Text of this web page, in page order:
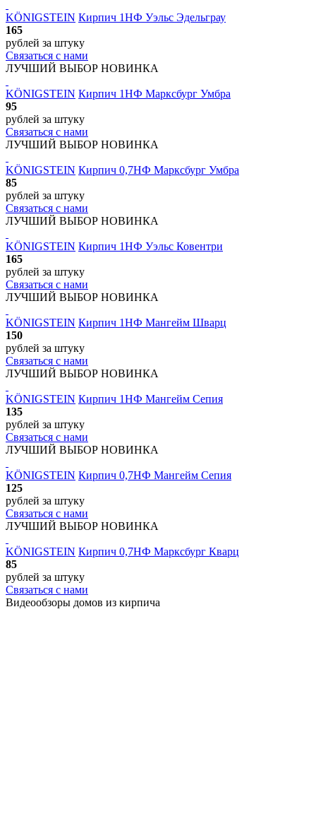
KÖNIGSTEIN Кирпич 1НФ Уэльс Эдельграу
165
рублей за штуку
Связаться с нами
ЛУЧШИЙ ВЫБОР НОВИНКА
KÖNIGSTEIN Кирпич 1НФ Марксбург Умбра
95
рублей за штуку
Связаться с нами
ЛУЧШИЙ ВЫБОР НОВИНКА
KÖNIGSTEIN Кирпич 0,7НФ Марксбург Умбра
85
рублей за штуку
Связаться с нами
ЛУЧШИЙ ВЫБОР НОВИНКА
KÖNIGSTEIN Кирпич 1НФ Уэльс Ковентри
165
рублей за штуку
Связаться с нами
ЛУЧШИЙ ВЫБОР НОВИНКА
KÖNIGSTEIN Кирпич 1НФ Мангейм Шварц
150
рублей за штуку
Связаться с нами
ЛУЧШИЙ ВЫБОР НОВИНКА
KÖNIGSTEIN Кирпич 1НФ Мангейм Сепия
135
рублей за штуку
Связаться с нами
ЛУЧШИЙ ВЫБОР НОВИНКА
KÖNIGSTEIN Кирпич 0,7НФ Мангейм Сепия
125
рублей за штуку
Связаться с нами
ЛУЧШИЙ ВЫБОР НОВИНКА
KÖNIGSTEIN Кирпич 0,7НФ Марксбург Кварц
85
рублей за штуку
Связаться с нами
Видеообзоры домов из кирпича